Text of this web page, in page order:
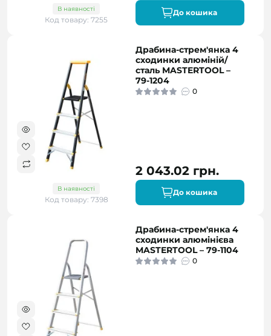
В наявності
Код товару: 7255
До кошика
В наявності
Код товару: 7398
Драбина-стрем'янка 4
сходинки алюміній/
сталь MASTERTOOL –
79-1204
0
2 043.02 грн.
До кошика
Драбина-стрем'янка 4
сходинки алюмінієва
MASTERTOOL – 79-1104
0